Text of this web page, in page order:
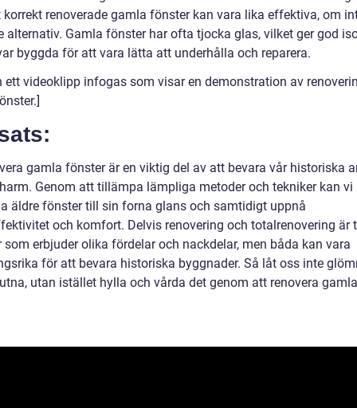
renoverade gamla fönster kan vara lika effektiva, om
alternativ. Gamla fönster har ofta tjocka glas, vilket ger god
byggda för att vara lätta att underhålla och reparera.
ett videoklipp infogas som visar en demonstration av
gamla fönster är en viktig del av att bevara vår historiska
Genom att tillämpa lämpliga metoder och tekniker kan vi
äldre fönster till sin forna glans och samtidigt uppnå
och komfort. Delvis renovering och totalrenovering är
som erbjuder olika fördelar och nackdelar, men båda kan vara
för att bevara historiska byggnader. Så låt oss inte
utan istället hylla och vårda det genom att renovera gamla